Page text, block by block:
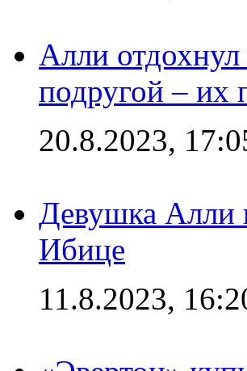
Алли
подругой – их
20.8.2023,
Девушка Алли
Ибице
11.8.2023,